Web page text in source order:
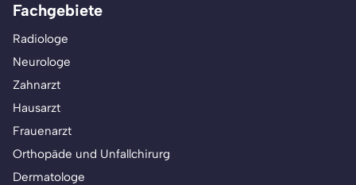
Fachgebiete
Radiologe
Neurologe
Zahnarzt
Hausarzt
Frauenarzt
Orthopäde und Unfallchirurg
Dermatologe